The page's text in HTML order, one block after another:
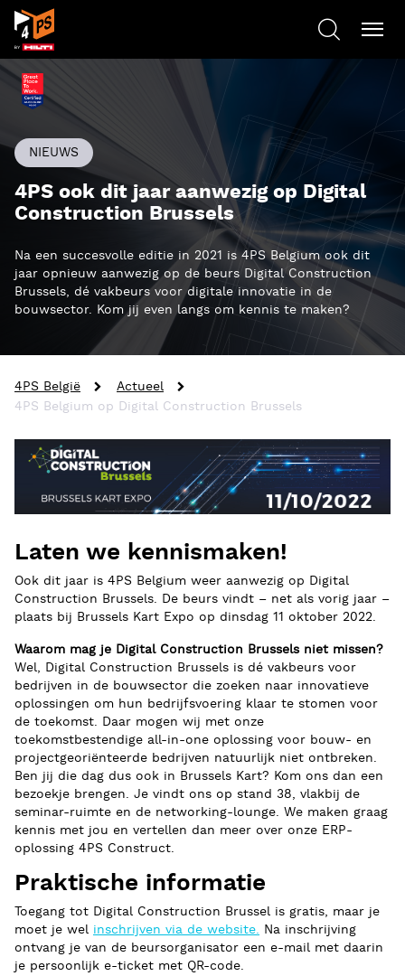
NIEUWS
4PS ook dit jaar aanwezig op Digital
Construction Brussels
Na een succesvolle editie in 2021 is 4PS Belgium ook dit
jaar opnieuw aanwezig op de beurs Digital Construction
Brussels, dé vakbeurs voor digitale innovatie in de
bouwsector. Kom jij even langs om kennis te maken?
4PS België
Actueel
4PS Belgium op Digital Construction Brussels
Laten we kennismaken!
Ook dit jaar is 4PS Belgium weer aanwezig op Digital
Construction Brussels. De beurs vindt – net als vorig jaar –
plaats bij Brussels Kart Expo op dinsdag 11 oktober 2022.
Waarom mag je Digital Construction Brussels niet missen?
Wel, Digital Construction Brussels is dé vakbeurs voor
bedrijven in de bouwsector die zoeken naar innovatieve
oplossingen om hun bedrijfsvoering klaar te stomen voor
de toekomst. Daar mogen wij met onze
toekomstbestendige all-in-one oplossing voor bouw- en
projectgeoriënteerde bedrijven natuurlijk niet ontbreken.
Ben jij die dag dus ook in Brussels Kart? Kom ons dan een
bezoekje brengen. Je vindt ons op stand 38, vlakbij de
seminar-ruimte en de networking-lounge. We maken graag
kennis met jou en vertellen dan meer over onze ERP-
oplossing 4PS Construct.
Praktische informatie
Toegang tot Digital Construction Brussel is gratis, maar je
moet je wel inschrijven via de website. Na inschrijving
ontvang je van de beursorganisator een e-mail met daarin
je persoonlijk e-ticket met QR-code.